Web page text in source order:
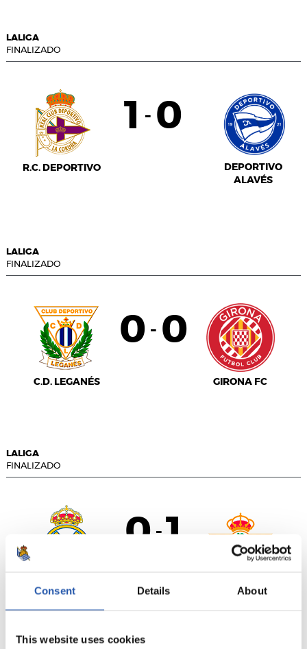
Consent Details About
This website uses cookies
LALIGA
FINALIZADO
R.C. DEPORTIVO
1 - 0
DEPORTIVO
ALAVÉS
LALIGA
FINALIZADO
C.D. LEGANÉS
0 - 0
GIRONA FC
LALIGA
FINALIZADO
0 - 1